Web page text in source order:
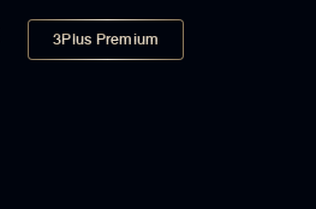
3Plus Premium